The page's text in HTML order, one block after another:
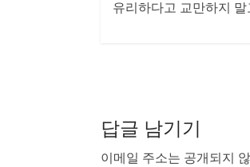
유리하다고 교만하지
답글 남기기
이메일 주소는 공개되지